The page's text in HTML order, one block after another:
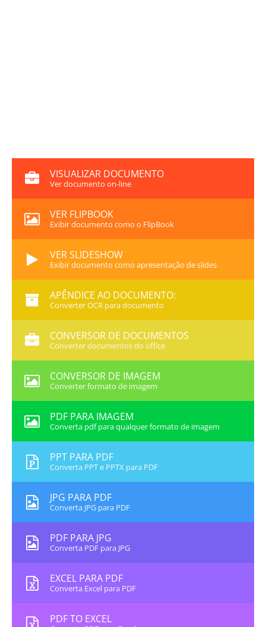
VISUALIZAR DOCUMENTO
Ver documento on-line
VER FLIPBOOK
Exibir documento como o FlipBook
VER SLIDESHOW
Exibir documento como apresentação de slides
APÊNDICE AO DOCUMENTO:
Converter OCR para documento
CONVERSOR DE DOCUMENTOS
Converter documentos do office
CONVERSOR DE IMAGEM
Converter formato de imagem
PDF PARA IMAGEM
Converta pdf para qualquer formato de imagem
PPT PARA PDF
Converta PPT e PPTX para PDF
JPG PARA PDF
Converta JPG para PDF
PDF PARA JPG
Converta PDF para JPG
EXCEL PARA PDF
Converta Excel para PDF
PDF TO EXCEL